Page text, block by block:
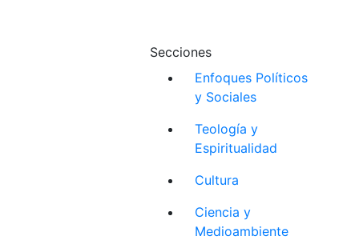
Secciones
Enfoques Políticos
y Sociales
Teología y
Espiritualidad
Cultura
Ciencia y
Medioambiente